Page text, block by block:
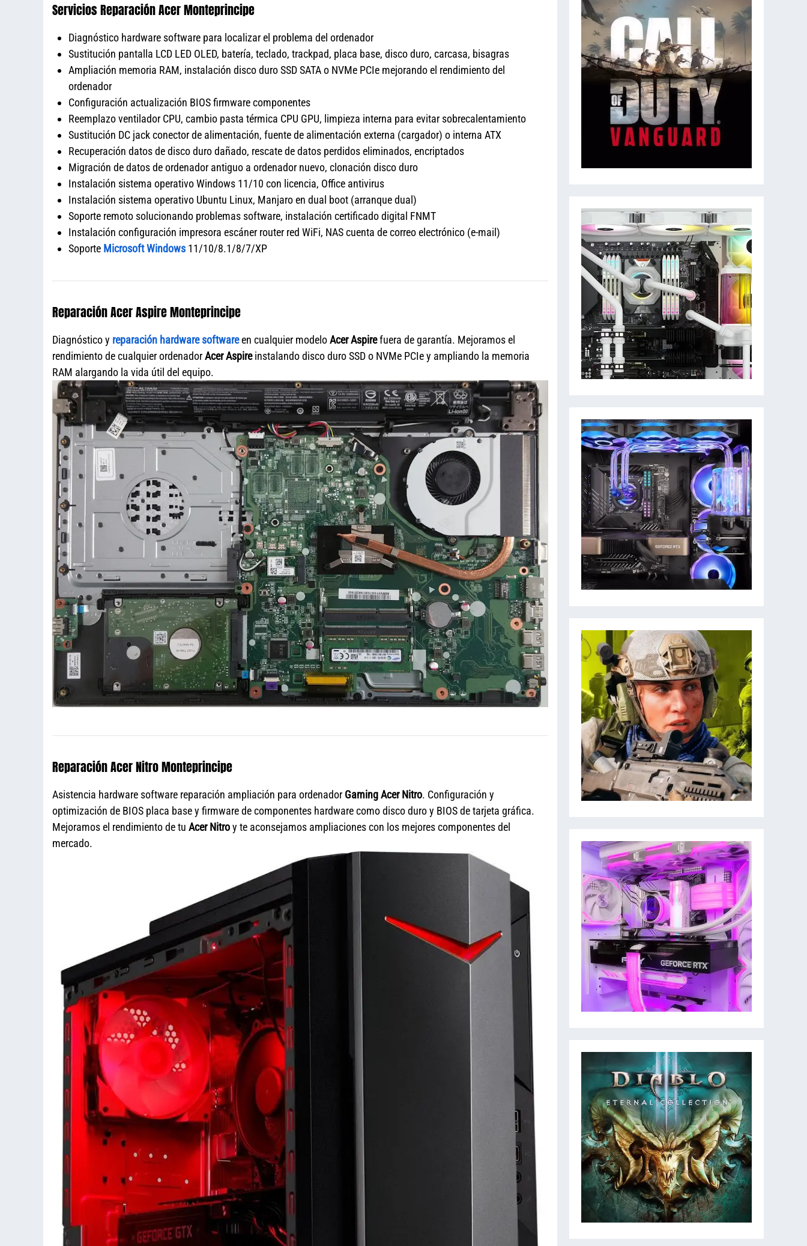
Servicios Reparación Acer Monteprincipe
Diagnóstico hardware software para localizar el problema del ordenador
Sustitución pantalla LCD LED OLED, batería, teclado, trackpad, placa base, disco duro, carcasa, bisagras
Ampliación memoria RAM, instalación disco duro SSD SATA o NVMe PCIe mejorando el rendimiento del
ordenador
Configuración actualización BIOS firmware componentes
Reemplazo ventilador CPU, cambio pasta térmica CPU GPU, limpieza interna para evitar sobrecalentamiento
Sustitución DC jack conector de alimentación, fuente de alimentación externa (cargador) o interna ATX
Recuperación datos de disco duro dañado, rescate de datos perdidos eliminados, encriptados
Migración de datos de ordenador antiguo a ordenador nuevo, clonación disco duro
Instalación sistema operativo Windows 11/10 con licencia, Office antivirus
Instalación sistema operativo Ubuntu Linux, Manjaro en dual boot (arranque dual)
Soporte remoto solucionando problemas software, instalación certificado digital FNMT
Instalación configuración impresora escáner router red WiFi, NAS cuenta de correo electrónico (e-mail)
Soporte Microsoft Windows 11/10/8.1/8/7/XP
Reparación Acer Aspire Monteprincipe
Diagnóstico y reparación hardware softwareen cualquier modeloAcer Aspirefuera de garantía. Mejoramos el
rendimiento de cualquier ordenadorAcer Aspireinstalando disco duro SSD o NVMe PCIe y ampliando la memoria
RAM alargando la vida útil del equipo.
Reparación Acer Nitro Monteprincipe
Asistencia hardware software reparación ampliación para ordenador Gaming Acer Nitro. Configuración y
optimización de BIOS placa base y firmware de componentes hardware como disco duro y BIOS de tarjeta gráfica.
Mejoramos el rendimiento de tu Acer Nitroy te aconsejamos ampliaciones con los mejores componentes del
mercado.